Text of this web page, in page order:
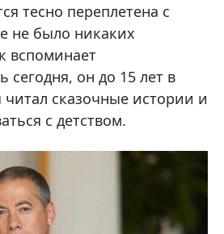
тесно переплетена с
не было никаких
вспоминает
сегодня, он до 15 лет в
читал сказочные истории и
с детством.